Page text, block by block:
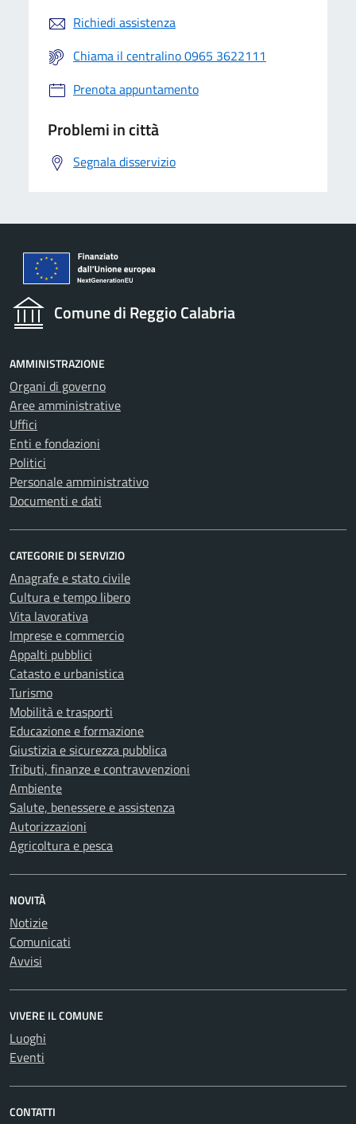
Richiedi assistenza
Chiama il centralino 0965 3622111
Prenota appuntamento
Problemi in città
Segnala disservizio
Comune di Reggio Calabria
AMMINISTRAZIONE
Organi di governo
Aree amministrative
Uffici
Enti e fondazioni
Politici
Personale amministrativo
Documenti e dati
CATEGORIE DI SERVIZIO
Anagrafe e stato civile
Cultura e tempo libero
Vita lavorativa
Imprese e commercio
Appalti pubblici
Catasto e urbanistica
Turismo
Mobilità e trasporti
Educazione e formazione
Giustizia e sicurezza pubblica
Tributi, finanze e contravvenzioni
Ambiente
Salute, benessere e assistenza
Autorizzazioni
Agricoltura e pesca
NOVITÀ
Notizie
Comunicati
Avvisi
VIVERE IL COMUNE
Luoghi
Eventi
CONTATTI